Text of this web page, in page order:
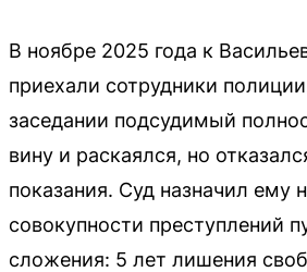
В ноябре 2025 года к
приехали сотрудники
заседании подсудимый
вину и раскаялся, но
показания. Суд назначил ему
совокупности преступлений
сложения: 5 лет лишения